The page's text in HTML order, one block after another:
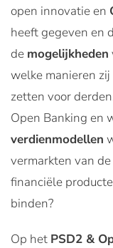
open innovatie en
heeft gegeven en
de mogelijkheden
welke manieren
zetten voor
Open Banking en
verdienmodellen
vermarkten van
financiële
binden?
Op het PSD2 &